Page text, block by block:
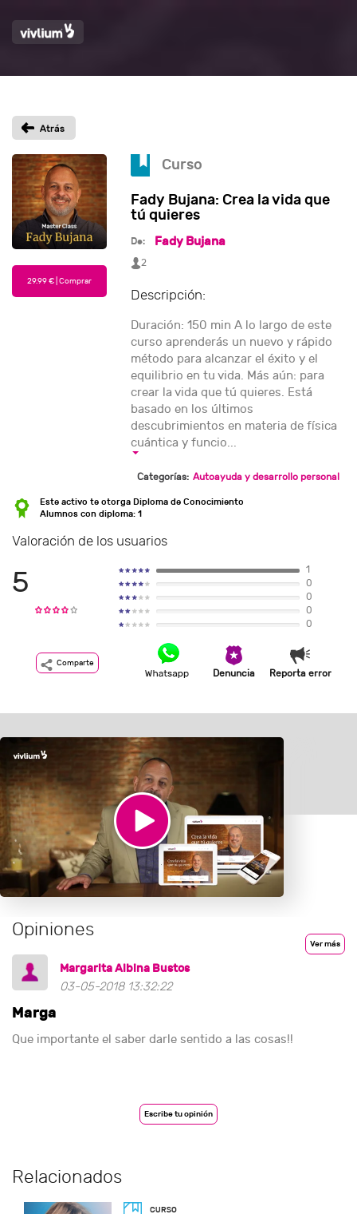
Curso
Fady Bujana: Crea la vida que
tú quieres
De: Fady Bujana
2
Descripción:
Duración: 150 min A lo largo de este
curso aprenderás un nuevo y rápido
método para alcanzar el éxito y el
equilibrio en tu vida. Más aún: para
crear la vida que tú quieres. Está
basado en los últimos
descubrimientos en materia de física
cuántica y funcio...
Categorías: Autoayuda y desarrollo personal
Este activo te otorga Diploma de Conocimiento
Alumnos con diploma: 1
Valoración de los usuarios
5
1
0
0
0
0
Comparte
Denuncia Reporta error
Opiniones
Ver más
Margarita Albina Bustos
03-05-2018 13:32:22
Marga
Que importante el saber darle sentido a las cosas!!
Escribe tu opinión
Relacionados